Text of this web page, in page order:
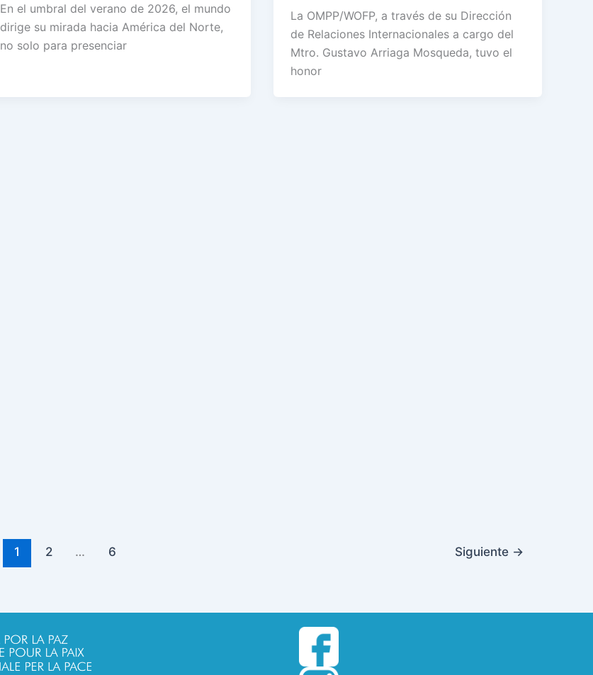
En el umbral del verano de 2026, el mundo
dirige su mirada hacia América del Norte,
no solo para presenciar
La OMPP/WOFP, a través de su Dirección
de Relaciones Internacionales a cargo del
Mtro. Gustavo Arriaga Mosqueda, tuvo el
honor
1 2 … 6 Siguiente →